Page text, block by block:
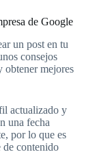
de Google
un post en tu
consejos
obtener mejores
actualizado y
una fecha
por lo que es
de contenido